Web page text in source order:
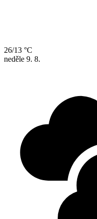
26/13 °C
neděle 9. 8.